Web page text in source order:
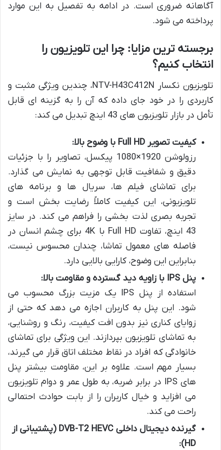
آگاهانه ضروری است. در ادامه به تفصیل به این موارد
پرداخته می شود.
برجسته ترین مزایا: چرا این تلویزیون را
انتخاب کنیم؟
تلویزیون نکسار NTV-H43C412N، چندین ویژگی مثبت و
کاربردی را در خود جای داده که آن را به گزینه ای قابل
تأمل در بازار تلویزیون های 43 اینچ تبدیل می کند:
کیفیت تصویر Full HD با وضوح بالا:
رزولوشن 1920×1080 پیکسل، تصاویر را با جزئیات
دقیق و شفافیت قابل توجهی به نمایش می گذارد.
برای تماشای فیلم ها، سریال ها و برنامه های
تلویزیونی، این کیفیت کاملاً رضایت بخش است و
تجربه بصری لذت بخشی را فراهم می کند. در سایز
43 اینچ، تفاوت Full HD با 4K برای چشم انسان در
فاصله های معمول تماشا، چندان محسوس نیست،
بنابراین این وضوح، کارایی بالایی دارد.
پنل IPS با زاویه دید گسترده و مقاومت بالا:
استفاده از پنل IPS یک مزیت بزرگ محسوب می
شود. این پنل به کاربران اجازه می دهد که حتی از
زوایای کناری نیز بدون افت کیفیت، رنگ و روشنایی،
به تماشای تلویزیون بپردازند. این ویژگی برای تماشای
خانوادگی که افراد در نقاط مختلف اتاق قرار می گیرند،
بسیار مهم است. علاوه بر این، مقاومت بیشتر پنل
های IPS در برابر ضربه، به طول عمر و دوام تلویزیون
می افزاید و خیال کاربران را از بابت حوادث احتمالی
راحت می کند.
گیرنده دیجیتال داخلی DVB-T2 HEVC (پشتیبانی از
HD):